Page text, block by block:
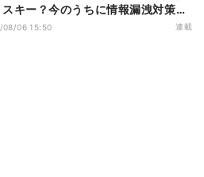
スキー？今のうちに情報漏洩対策を
しておこう
08/06 15:50 連載